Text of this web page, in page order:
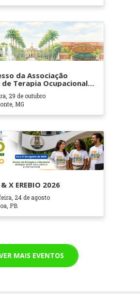
da Associação
Terapia Ocupacional
Hospitalares e
- ATOHOSP
29 de outubro
MG
X EREBIO 2026
24 de agosto
PB
MAIS EVENTOS